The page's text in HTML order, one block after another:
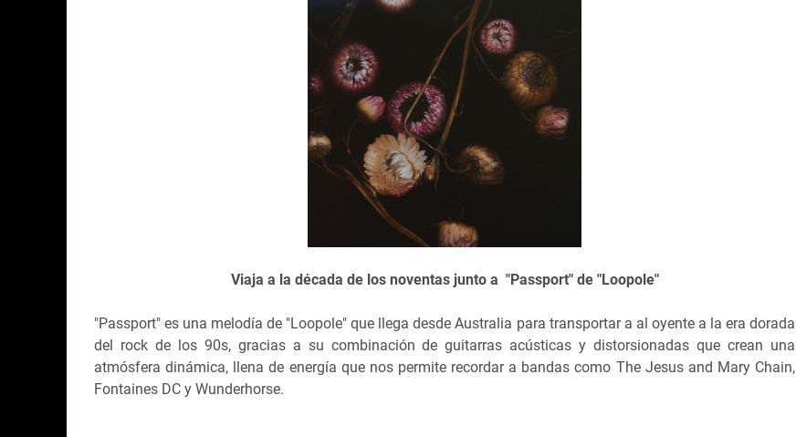
Viaja a la década de los noventas junto a "Passport" de "Loopole"
"Passport" es una melodía de "Loopole" que llega desde Australia para transportar a al oyente a la era dorada
del rock de los 90s, gracias a su combinación de guitarras acústicas y distorsionadas que crean una
atmósfera dinámica, llena de energía que nos permite recordar a bandas como The Jesus and Mary Chain,
Fontaines DC y Wunderhorse.